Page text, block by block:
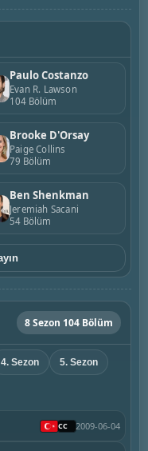
Paulo Costanzo
Evan R. Lawson
104 Bölüm
Brooke D'Orsay
Paige Collins
79 Bölüm
Ben Shenkman
Jeremiah Sacani
54 Bölüm
8 Sezon 104 Bölüm
4. Sezon 5. Sezon
2009-06-04